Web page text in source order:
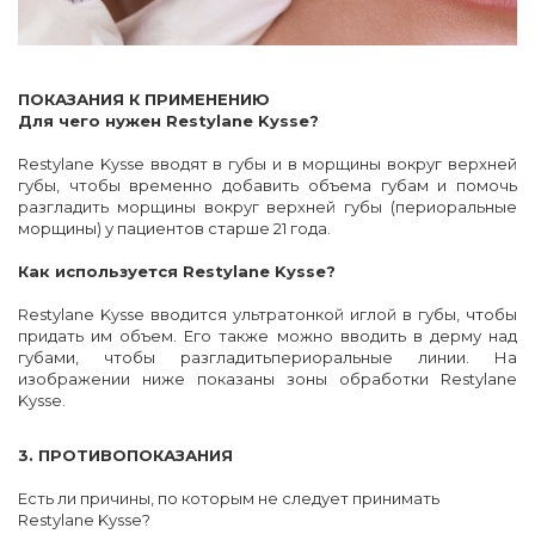
ПОКАЗАНИЯ К ПРИМЕНЕНИЮ
Для чего нужен Restylane Kysse?
Restylane Kysse вводят в губы и в морщины вокруг верхней
губы, чтобы временно добавить объема губам и помочь
разгладить морщины вокруг верхней губы (периоральные
морщины) у пациентов старше 21 года.
Как используется Restylane Kysse?
Restylane Kysse вводится ультратонкой иглой в губы, чтобы
придать им объем. Его также можно вводить в дерму над
губами, чтобы разгладитьпериоральные линии. На
изображении ниже показаны зоны обработки Restylane
Kysse.
3. ПРОТИВОПОКАЗАНИЯ
Есть ли причины, по которым не следует принимать
Restylane Kysse?